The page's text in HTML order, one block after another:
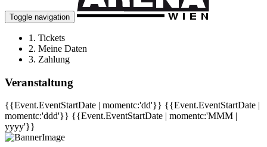
Toggle navigation
1. Tickets
2. Meine Daten
3. Zahlung
Veranstaltung
{{Event.EventStartDate | momentc:'dd'}} {{Event.EventStartDate |
momentc:'ddd'}} {{Event.EventStartDate | momentc:'MMM |
yyyy'}}